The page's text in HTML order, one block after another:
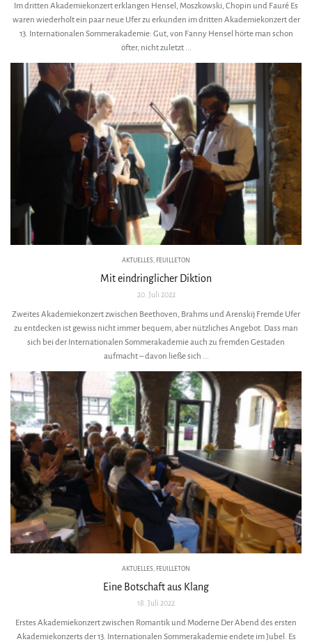
Im dritten Akademiekonzert erklangen Hensel, Moszkowski, Chopin und Fauré Es
waren wiederholt ein paar neue Ufer zu erkunden im dritten Akademiekonzert der
13. Internationalen Sommerakademie: Gut, von Fanny Hensel hörte man schon
öfter, nicht zuletzt ...
AKTUELLES FEUILLETON
Mit eindringlicher Diktion
20. Juli 2022
Zweites Akademiekonzert zwischen Beethoven, Brahms und Arenskij Fremde Ufer
zu entdecken ist gewiss nicht immer bequem, aber nützliches Angebot. Dass man
sich bei der Internationalen Sommerakademie auch zu fremden Gestaden
aufmacht – davon ließe sich ...
AKTUELLES, FEUILLETON
Eine Botschaft aus Klang
18. Juli 2022
Erstes Akademiekonzert zwischen Romantik und Moderne Der Abend des ersten
Akademiekonzerts der 13. Internationalen Sommerakademie endete im Jubel. Es